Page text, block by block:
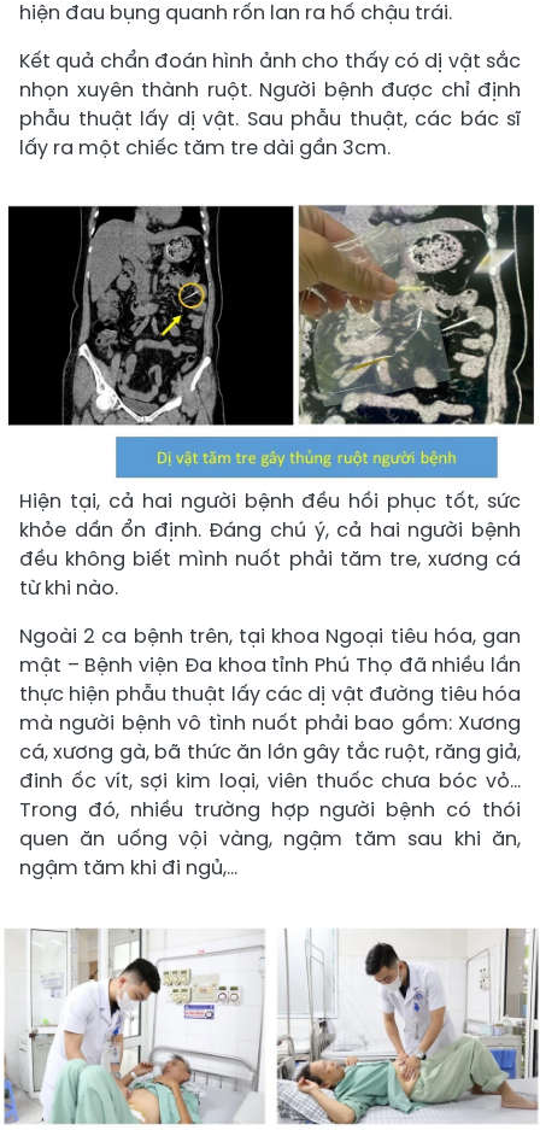
hiện đau bụng quanh rốn lan ra hố chậu trái.
Kết quả chẩn đoán hình ảnh cho thấy có dị vật sắc
nhọn xuyên thành ruột. Người bệnh được chỉ định
phẫu thuật lấy dị vật. Sau phẫu thuật, các bác sĩ
lấy ra một chiếc tăm tre dài gần 3cm.
Hiện tại, cả hai người bệnh đều hồi phục tốt, sức
khỏe dần ổn định. Đáng chú ý, cả hai người bệnh
đều không biết mình nuốt phải tăm tre, xương cá
từ khi nào.
Ngoài 2 ca bệnh trên, tại khoa Ngoại tiêu hóa, gan
mật – Bệnh viện Đa khoa tỉnh Phú Thọ đã nhiều lần
thực hiện phẫu thuật lấy các dị vật đường tiêu hóa
mà người bệnh vô tình nuốt phải bao gồm: Xương
cá, xương gà, bã thức ăn lớn gây tắc ruột, răng giả,
đinh ốc vít, sợi kim loại, viên thuốc chưa bóc vỏ…
Trong đó, nhiều trường hợp người bệnh có thói
quen ăn uống vội vàng, ngậm tăm sau khi ăn,
ngậm tăm khi đi ngủ,…